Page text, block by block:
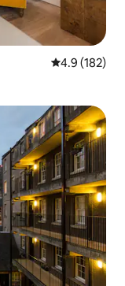
平均评分 4.9
4.9 (182)